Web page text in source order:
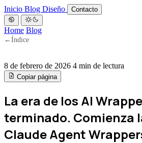
Inicio Blog Diseño Contacto
Home Blog
← Índice
8 de febrero de 2026 4 min de lectura
Copiar página
La era de los AI
terminado. Comienza
Claude Agent